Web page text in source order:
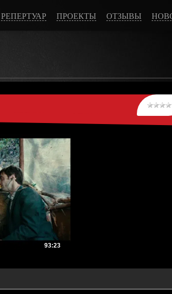
РЕПЕРТУАР ПРОЕКТЫ ОТЗЫВЫ
93:23